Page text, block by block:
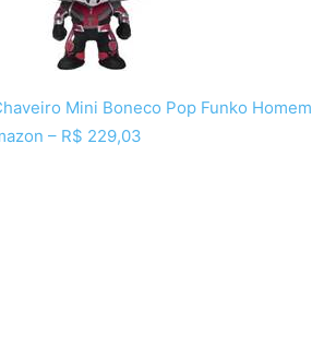
Mini Boneco Pop Funko Homem
– R$ 229,03